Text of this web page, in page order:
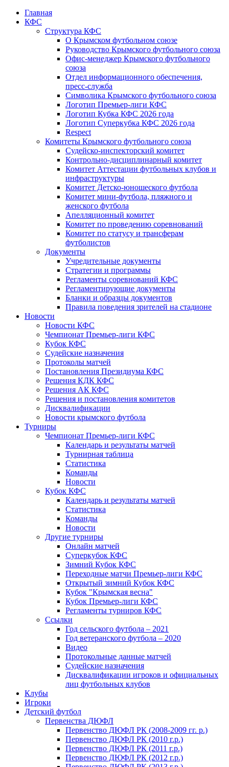
Главная
КФС
Структура КФС
О Крымском футбольном союзе
Руководство Крымского футбольного союза
Офис-менеджер Крымского футбольного
союза
Отдел информационного обеспечения,
пресс-служба
Символика Крымского футбольного союза
Логотип Премьер-лиги КФС
Логотип Кубка КФС 2026 года
Логотип Суперкубка КФС 2026 года
Respect
Комитеты Крымского футбольного союза
Судейско-инспекторский комитет
Контрольно-дисциплинарный комитет
Комитет Аттестации футбольных клубов и
инфраструктуры
Комитет Детско-юношеского футбола
Комитет мини-футбола, пляжного и
женского футбола
Апелляционный комитет
Комитет по проведению соревнований
Комитет по статусу и трансферам
футболистов
Документы
Учредительные документы
Стратегии и программы
Регламенты соревнований КФС
Регламентирующие документы
Бланки и образцы документов
Правила поведения зрителей на стадионе
Новости
Новости КФС
Чемпионат Премьер-лиги КФС
Кубок КФС
Судейские назначения
Протоколы матчей
Постановления Президиума КФС
Решения КДК КФС
Решения АК КФС
Решения и постановления комитетов
Дисквалификации
Новости крымского футбола
Турниры
Чемпионат Премьер-лиги КФС
Календарь и результаты матчей
Турнирная таблица
Статистика
Команды
Новости
Кубок КФС
Календарь и результаты матчей
Статистика
Команды
Новости
Другие турниры
Онлайн матчей
Суперкубок КФС
Зимний Кубок КФС
Переходные матчи Премьер-лиги КФС
Открытый зимний Кубок КФС
Кубок "Крымская весна"
Кубок Премьер-лиги КФС
Регламенты турниров КФС
Ссылки
Год сельского футбола – 2021
Год ветеранского футбола – 2020
Видео
Протокольные данные матчей
Судейские назначения
Дисквалификации игроков и официальных
лиц футбольных клубов
Клубы
Игроки
Детский футбол
Первенства ДЮФЛ
Первенство ДЮФЛ РК (2008-2009 гг. р.)
Первенство ДЮФЛ РК (2010 г.р.)
Первенство ДЮФЛ РК (2011 г.р.)
Первенство ДЮФЛ РК (2012 г.р.)